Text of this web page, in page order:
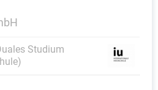
Studium